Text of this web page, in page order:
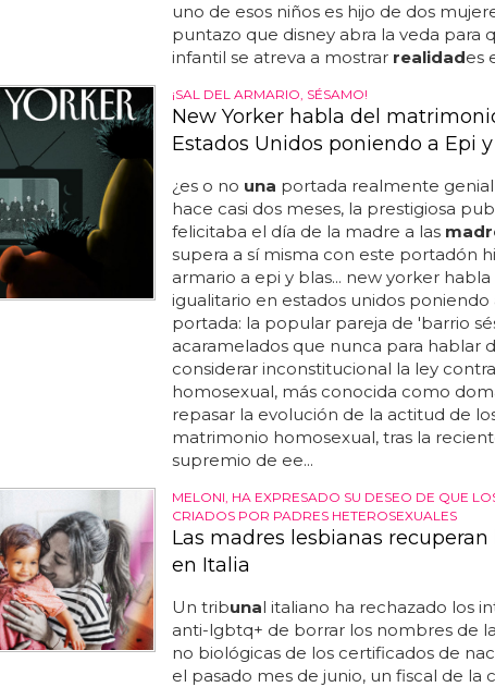
uno de esos niños es hijo de dos
puntazo que disney abra la veda para
infantil se atreva a mostrar realidades
¡SAL DEL ARMARIO, SÉSAMO!
New Yorker habla del
Estados Unidos poniendo a Epi
¿es o no una portada realmente genial
hace casi dos meses, la prestigiosa
felicitaba el día de la madre a las
supera a sí misma con este portadón
armario a epi y blas... new yorker
igualitario en estados unidos poniendo
portada: la popular pareja de 'barrio
acaramelados que nunca para hablar
considerar inconstitucional la ley
homosexual, más conocida como
repasar la evolución de la actitud de
matrimonio homosexual, tras la
supremio de ee...
MELONI, HA EXPRESADO SU DESEO DE QUE
CRIADOS POR PADRES HETEROSEXUALES
Las madres lesbianas
en Italia
Un tribunal italiano ha rechazado los
anti-lgbtq+ de borrar los nombres de
no biológicas de los certificados de
el pasado mes de junio, un fiscal de la